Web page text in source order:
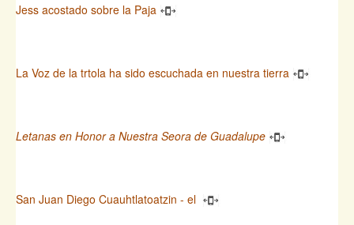
Jess acostado sobre la Paja
La Voz de la trtola ha sido escuchada en nuestra tierra
Letanas en Honor a Nuestra Seora de Guadalupe
San Juan Diego Cuauhtlatoatzin - el